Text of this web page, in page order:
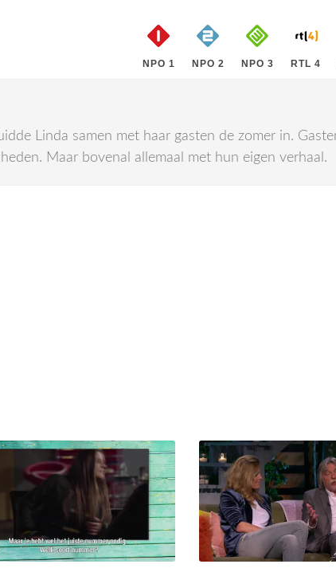
NPO 1 NPO 2 NPO 3 RTL 4
Linda samen met haar gasten de zomer in.
Maar bovenal allemaal met hun eigen verhaal.